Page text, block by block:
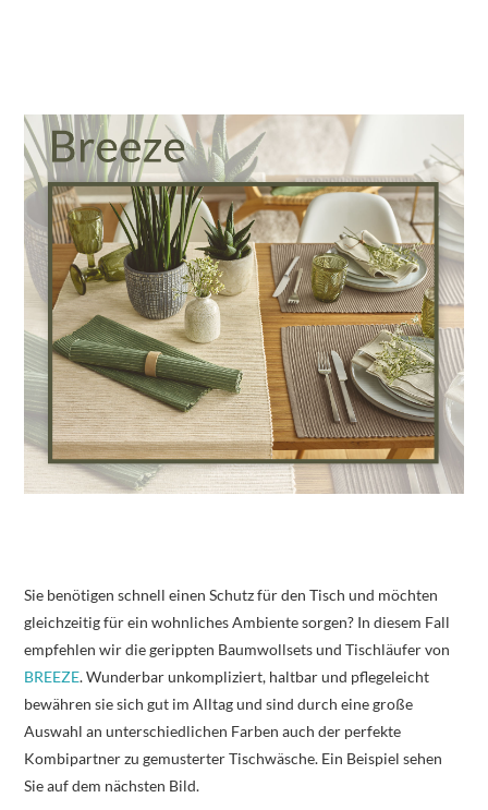
Sie benötigen schnell einen Schutz für den Tisch und möchten
gleichzeitig für ein wohnliches Ambiente sorgen? In diesem Fall
empfehlen wir die gerippten Baumwollsets und Tischläufer von
BREEZE. Wunderbar unkompliziert, haltbar und pflegeleicht
bewähren sie sich gut im Alltag und sind durch eine große
Auswahl an unterschiedlichen Farben auch der perfekte
Kombipartner zu gemusterter Tischwäsche. Ein Beispiel sehen
Sie auf dem nächsten Bild.